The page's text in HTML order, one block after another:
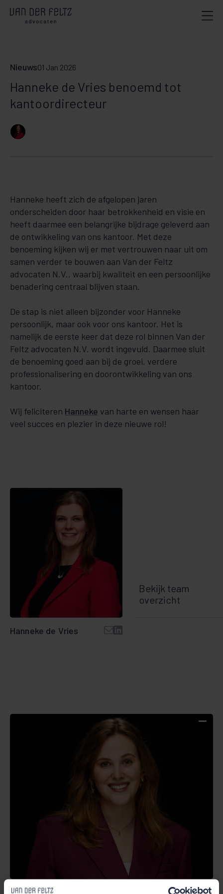
Nieuws01 Jan 2026
Hanneke de Vries benoemd tot
kantoordirecteur
Hanneke heeft zich de afgelopen jaren
onderscheiden door haar betrokkenheid en visie en
heeft daarmee een belangrijke bijdrage geleverd aan
de ontwikkeling van ons kantoor. Met deze
benoeming kijken wij er met vertrouwen naar uit om
samen verder te bouwen aan Van der Feltz
advocaten N.V., waarbij kwaliteit en een persoonlijke
benadering centraal blijven staan.
De stap is niet alleen bijzonder voor Hanneke
persoonlijk, maar ook voor ons kantoor. Het is
namelijk de eerste keer dat deze rol binnen Van der
Feltz advocaten N.V. wordt ingevuld. Daarmee sluit
de benoeming goed aan bij de groei, verdere
professionalisering en doorontwikkeling van ons
kantoor.
Wij feliciteren Hanneke van harte en wensen haar
veel succes en plezier in deze nieuwe rol!
Hanneke de Vries
Bekijk team
overzicht